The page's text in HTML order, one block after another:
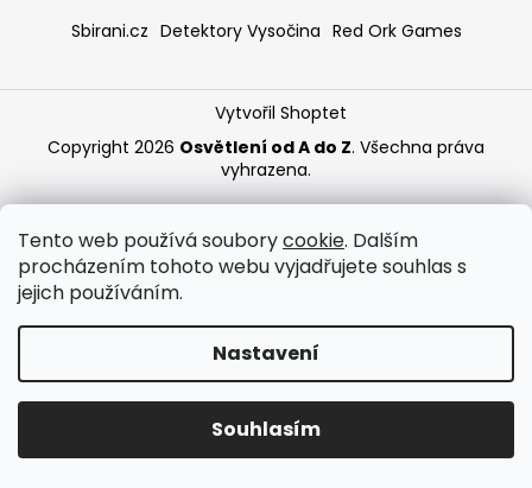
Tento web používá souborycookie. Dalším
procházením tohoto webu vyjadřujete souhlas s
jejich používáním.
Nastavení
Souhlasím
t
HLEDAT
Sbirani.cz Detektory Vysočina Red Ork Games
Vytvořil Shoptet
Copyright 2026 Osvětlení od A do Z. Všechna práva
vyhrazena.